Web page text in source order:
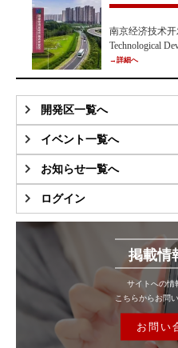
開発区一覧へ
イベント一覧へ
お知らせ一覧へ
ログイン
掲載情
サイトへの情
こちらからお問
お問い
南京经济技术开
Technological
立于1992年9月
→詳細へ